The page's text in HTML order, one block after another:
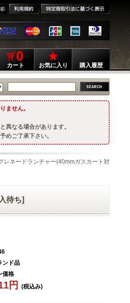
0
カート お気に入り 購入履歴
ません。
異なる場合があります。
めご了承下さい。
レネードランチャー(40mmガスカート対
待ち]
ンド品
価格
円
(税込み)